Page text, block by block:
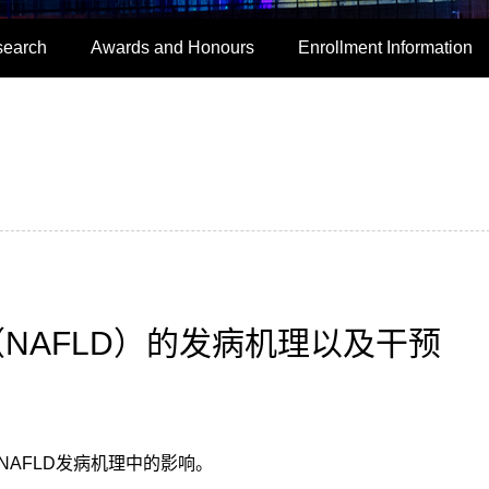
Awards and Honours Enrollment Information
）的发病机理以及干预
发病机理中的影响。